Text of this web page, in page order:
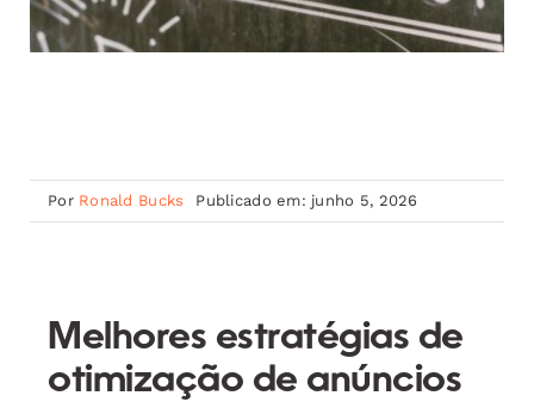
Por Ronald Bucks Publicado em: junho 5, 2026
Melhores estratégias de
otimização de anúncios